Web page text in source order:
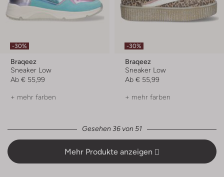
-30%
Braqeez
Sneaker Low
Ab € 55,99
+ mehr farben
-30%
Braqeez
Sneaker Low
Ab € 55,99
+ mehr farben
Gesehen 36 von 51
Mehr Produkte anzeigen